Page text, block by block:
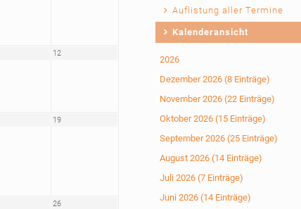
12
19
26
Auflistung aller Termine
Kalenderansicht
2026
Dezember 2026 (8 Einträge)
November 2026 (22 Einträge)
Oktober 2026 (15 Einträge)
September 2026 (25 Einträge)
August 2026 (14 Einträge)
Juli 2026 (7 Einträge)
Juni 2026 (14 Einträge)